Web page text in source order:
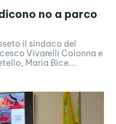
no a parco
il sindaco del
Vivarelli Colonna e
Maria Bice...